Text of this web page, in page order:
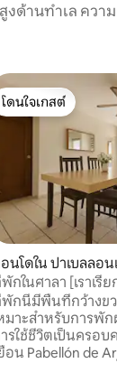
ด้านทำเล ควา
จาก 5, 160 รีวิว
โดนใจเกสต์
โดนใจเกสต์
นโดใน ปาเบลลอน
กในศาลา [เราเรีย
กนี้มีพื้นที่กว้างขว
มาะสำหรับการพั
รใช้ชีวิตเป็นครอบ
อน Pabellón de Arteaga เป็